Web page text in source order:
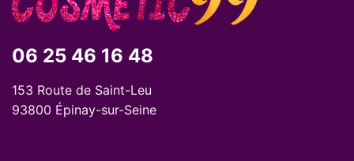
06 25 46 16 48
153 Route de Saint-Leu
93800 Épinay-sur-Seine